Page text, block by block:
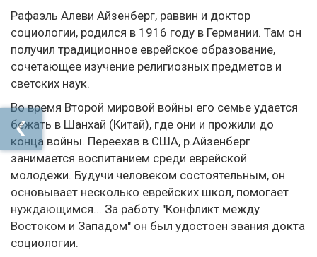
Рафаэль Алеви Айзенберг, раввин и доктор
социологии, родился в 1916 году в Германии. Там он
получил традиционное еврейское образование,
сочетающее изучение религиозных предметов и
светских наук.
Во время Второй мировой войны его семье удается
бежать в Шанхай (Китай), где они и прожили до
конца войны. Переехав в США, р.Айзенберг
занимается воспитанием среди еврейской
молодежи. Будучи человеком состоятельным, он
основывает несколько еврейских школ, помогает
нуждающимся... За работу "Конфликт между
Востоком и Западом" он был удостоен звания докта
социологии.